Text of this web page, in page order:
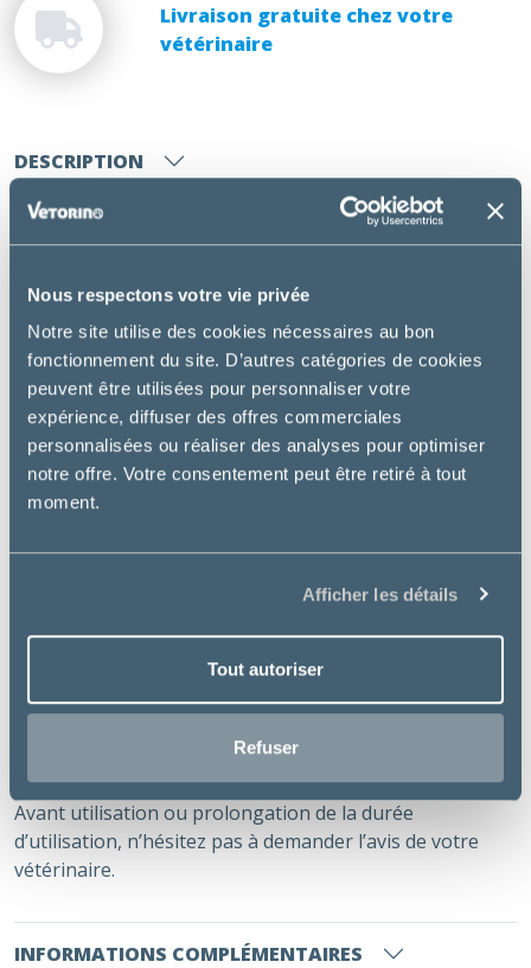
Nous respectons votre vie privée
Notre site utilise des cookies nécessaires au bon
fonctionnement du site. D’autres catégories de cookies
peuvent être utilisées pour personnaliser votre
expérience, diffuser des offres commerciales
personnalisées ou réaliser des analyses pour optimiser
notre offre. Votre consentement peut être retiré à tout
moment.
Afficher les détails
Tout autoriser
Refuser
Livraison gratuite chez votre
vétérinaire
DESCRIPTION
Greenpex Diurepar,
riche en extraits de plantes,
permet de soutenir le foie et les reins du cheval,
notamment en cas d’insuffisance rénale chronique ou
d’insuffisance hépatique chronique.
Utilisation:
Pour favoriser la récupération après effort
Chez le cheval convalescent,
Pour soutenir le vieux cheval par exemple lors des
changements de saison.
Doses recommandées
– Cheval standard : 60 g (3 mesures) par jour.
Avant utilisation ou prolongation de la durée
d’utilisation, n’hésitez pas à demander l’avis de votre
vétérinaire.
INFORMATIONS COMPLÉMENTAIRES